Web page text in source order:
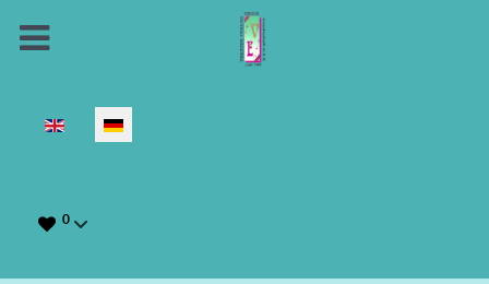
Sprache auswählen
0